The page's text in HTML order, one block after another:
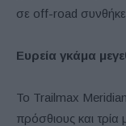
σε off-road
Ευρεία γκάμα
Το Trailmax Meridian
πρόσθιους και